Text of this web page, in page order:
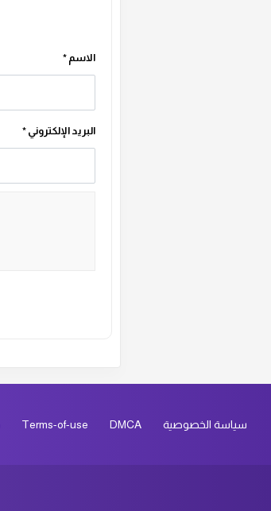
الاسم*
البريد الإلكتروني*
سياسة الخصوصية DMCA
Terms-of-use